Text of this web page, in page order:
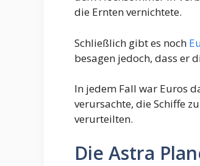
die Ernten vernichtete.
Schließlich gibt es noch
besagen jedoch, dass er
In jedem Fall war Euros
verursachte, die Schiffe
verurteilten.
Die Astra